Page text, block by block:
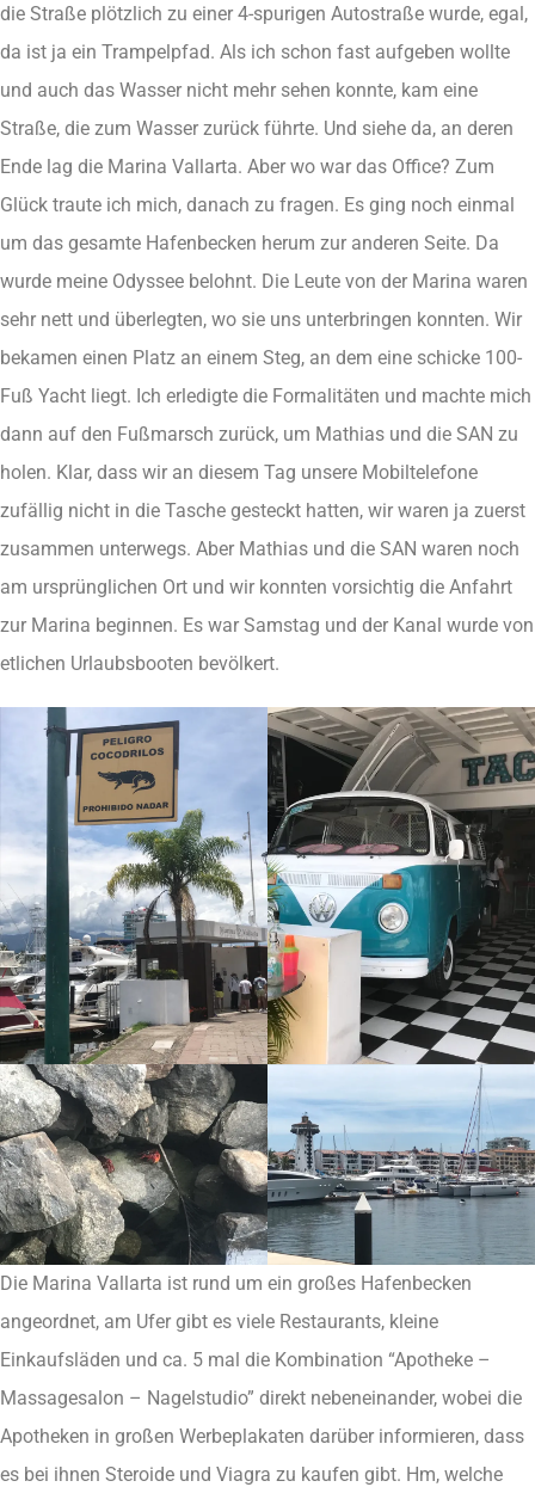
die Straße plötzlich zu einer 4-spurigen Autostraße wurde, egal,
da ist ja ein Trampelpfad. Als ich schon fast aufgeben wollte
und auch das Wasser nicht mehr sehen konnte, kam eine
Straße, die zum Wasser zurück führte. Und siehe da, an deren
Ende lag die Marina Vallarta. Aber wo war das Office? Zum
Glück traute ich mich, danach zu fragen. Es ging noch einmal
um das gesamte Hafenbecken herum zur anderen Seite. Da
wurde meine Odyssee belohnt. Die Leute von der Marina waren
sehr nett und überlegten, wo sie uns unterbringen konnten. Wir
bekamen einen Platz an einem Steg, an dem eine schicke 100-
Fuß Yacht liegt. Ich erledigte die Formalitäten und machte mich
dann auf den Fußmarsch zurück, um Mathias und die SAN zu
holen. Klar, dass wir an diesem Tag unsere Mobiltelefone
zufällig nicht in die Tasche gesteckt hatten, wir waren ja zuerst
zusammen unterwegs. Aber Mathias und die SAN waren noch
am ursprünglichen Ort und wir konnten vorsichtig die Anfahrt
zur Marina beginnen. Es war Samstag und der Kanal wurde von
etlichen Urlaubsbooten bevölkert.
Die Marina Vallarta ist rund um ein großes Hafenbecken
angeordnet, am Ufer gibt es viele Restaurants, kleine
Einkaufsläden und ca. 5 mal die Kombination “Apotheke –
Massagesalon – Nagelstudio” direkt nebeneinander, wobei die
Apotheken in großen Werbeplakaten darüber informieren, dass
es bei ihnen Steroide und Viagra zu kaufen gibt. Hm, welche